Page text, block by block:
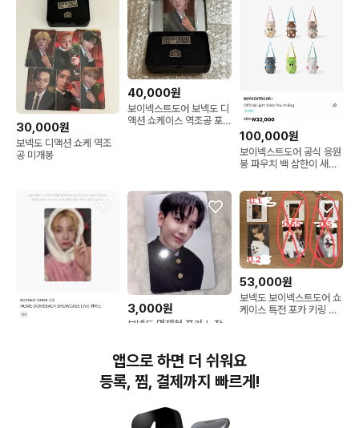
30,000원
보넥도 디액션 쇼케 역조
공 미개봉
40,000원
보이넥스트도어 보넥도 디
액션 쇼케이스 역조공 포
100,000원
보이넥스트도어 공식 응원
봉 파우치 백 삼한이 새상
3,000원
보넥도 명재현 포카 노장
53,000원
보넥도 보이넥스트도어 쇼
케이스 특전 포카 키링 판
앱으로 하면 더 쉬워요
등록, 찜, 결제까지 빠르게!